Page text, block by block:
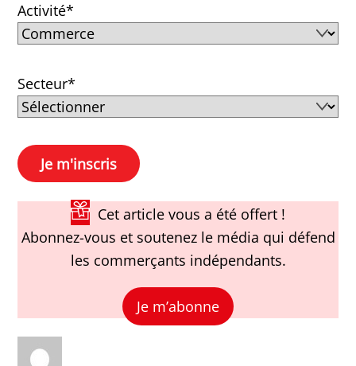
Activité*
Secteur*
Cet article vous a été offert !
Abonnez-vous et soutenez le média qui défend
les commerçants indépendants.
Je m’abonne